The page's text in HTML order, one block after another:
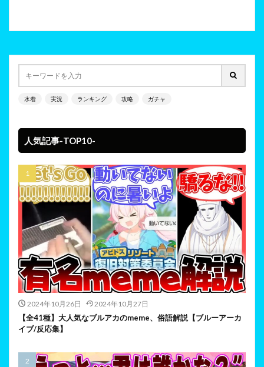
水着 実況 ランキング 攻略 ガチャ
人気記事-TOP10-
2024年10月26日 2024年10月27日
【全41種】大人気なブルアカのmeme、俗語解説【ブルーアーカ
イブ/反応集】